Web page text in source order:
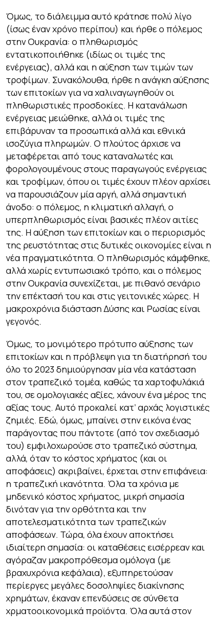
Όμως, το διάλειμμα αυτό κράτησε πολύ λίγο
(ίσως έναν χρόνο περίπου) και ήρθε ο πόλεμος
στην Ουκρανία: ο πληθωρισμός
εντατικοποιήθηκε (ιδίως οι τιμές της
ενέργειας), αλλά και η αύξηση των τιμών των
τροφίμων. Συνακόλουθα, ήρθε η ανάγκη αύξησης
των επιτοκίων για να χαλιναγωγηθούν οι
πληθωριστικές προσδοκίες. Η κατανάλωση
ενέργειας μειώθηκε, αλλά οι τιμές της
επιβάρυναν τα προσωπικά αλλά και εθνικά
ισοζύγια πληρωμών. Ο πλούτος άρχισε να
μεταφέρεται από τους καταναλωτές και
φορολογουμένους στους παραγωγούς ενέργειας
και τροφίμων, όπου οι τιμές έχουν πλέον αρχίσει
να παρουσιάζουν μία αργή, αλλά σημαντική
άνοδο: ο πόλεμος, η κλιματική αλλαγή, ο
υπερπληθωρισμός είναι βασικές πλέον αιτίες
της. Η αύξηση των επιτοκίων και ο περιορισμός
της ρευστότητας στις δυτικές οικονομίες είναι η
νέα πραγματικότητα. Ο πληθωρισμός κάμφθηκε,
αλλά χωρίς εντυπωσιακό τρόπο, και ο πόλεμος
στην Ουκρανία συνεχίζεται, με πιθανό σενάριο
την επέκτασή του και στις γειτονικές χώρες. Η
μακροχρόνια διάσταση Δύσης και Ρωσίας είναι
γεγονός.
Όμως, το μονιμότερο πρότυπο αύξησης των
επιτοκίων και η πρόβλεψη για τη διατήρησή του
όλο το 2023 δημιούργησαν μία νέα κατάσταση
στον τραπεζικό τομέα, καθώς τα χαρτοφυλάκιά
του, σε ομολογιακές αξίες, χάνουν ένα μέρος της
αξίας τους. Αυτό προκαλεί κατ’ αρχάς λογιστικές
ζημιές. Εδώ, όμως, μπαίνει στην εικόνα ένας
παράγοντας που πάντοτε (από τον σχεδιασμό
του) εμφιλοχωρούσε στο τραπεζικό σύστημα,
αλλά, όταν το κόστος χρήματος (και οι
αποφάσεις) ακριβαίνει, έρχεται στην επιφάνεια:
η τραπεζική ικανότητα. Όλα τα χρόνια με
μηδενικό κόστος χρήματος, μικρή σημασία
δινόταν για την ορθότητα και την
αποτελεσματικότητα των τραπεζικών
αποφάσεων. Τώρα, όλα έχουν αποκτήσει
ιδιαίτερη σημασία: οι καταθέσεις εισέρρεαν και
αγόραζαν μακροπρόθεσμα ομόλογα (με
βραχυχρόνια κεφάλαια), εξυπηρετούσαν
περίεργες μεγάλες δοσοληψίες διακίνησης
χρημάτων, έκαναν επενδύσεις σε σύνθετα
χρματοοικονομικά προϊόντα. Όλα αυτά στον